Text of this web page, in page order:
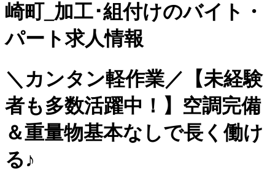
崎町_加工･組付けのバイト・
パート求人情報
＼カンタン軽作業／【未経験
者も多数活躍中！】空調完備
＆重量物基本なしで長く働け
る♪